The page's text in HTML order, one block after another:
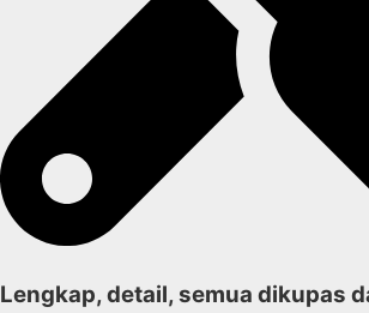
Lengkap, detail, semua dikupas